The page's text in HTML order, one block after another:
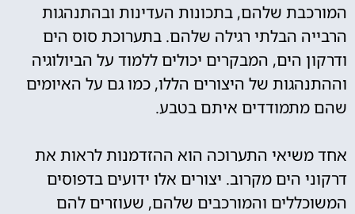
המורכבת שלהם, בתכונות העדינות ובהתנהגות
הרבייה הבלתי רגילה שלהם. בתערוכת סוס הים
ודרקון הים, המבקרים יכולים ללמוד על הביולוגיה
וההתנהגות של היצורים הללו, כמו גם על האיומים
שהם מתמודדים איתם בטבע.
אחד משיאי התערוכה הוא ההזדמנות לראות את
דרקוני הים מקרוב. יצורים אלו ידועים בדפוסים
המשוכללים והמורכבים שלהם, שעוזרים להם